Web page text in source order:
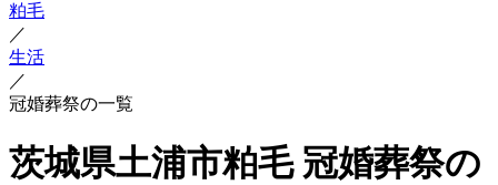
粕毛
／
生活
／
冠婚葬祭の一覧
茨城県土浦市粕毛 冠婚葬祭の